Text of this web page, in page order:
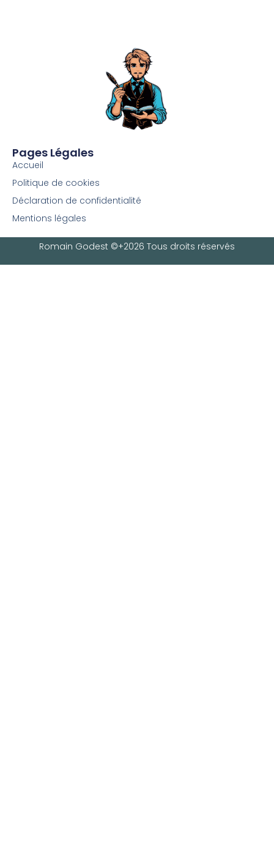
Pages Légales
Accueil
Politique de cookies
Déclaration de confidentialité
Mentions légales
Romain Godest ©+2026 Tous droits réservés